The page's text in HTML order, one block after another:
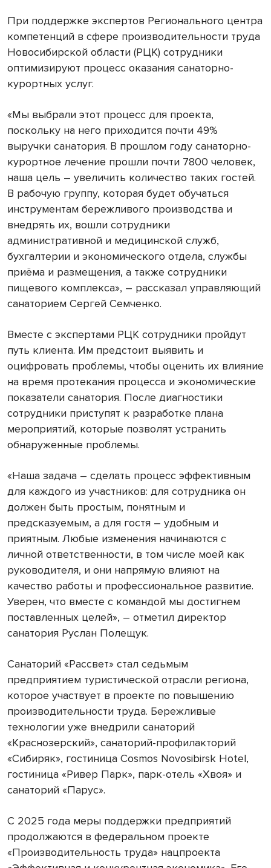
При поддержке экспертов Регионального центра
компетенций в сфере производительности труда
Новосибирской области (РЦК) сотрудники
оптимизируют процесс оказания санаторно-
курортных услуг.
«Мы выбрали этот процесс для проекта,
поскольку на него приходится почти 49%
выручки санатория. В прошлом году санаторно-
курортное лечение прошли почти 7800 человек,
наша цель – увеличить количество таких гостей.
В рабочую группу, которая будет обучаться
инструментам бережливого производства и
внедрять их, вошли сотрудники
административной и медицинской служб,
бухгалтерии и экономического отдела, службы
приёма и размещения, а также сотрудники
пищевого комплекса», – рассказал управляющий
санаторием Сергей Семченко.
Вместе с экспертами РЦК сотрудники пройдут
путь клиента. Им предстоит выявить и
оцифровать проблемы, чтобы оценить их влияние
на время протекания процесса и экономические
показатели санатория. После диагностики
сотрудники приступят к разработке плана
мероприятий, которые позволят устранить
обнаруженные проблемы.
«Наша задача – сделать процесс эффективным
для каждого из участников: для сотрудника он
должен быть простым, понятным и
предсказуемым, а для гостя – удобным и
приятным. Любые изменения начинаются с
личной ответственности, в том числе моей как
руководителя, и они напрямую влияют на
качество работы и профессиональное развитие.
Уверен, что вместе с командой мы достигнем
поставленных целей», – отметил директор
санатория Руслан Полещук.
Санаторий «Рассвет» стал седьмым
предприятием туристической отрасли региона,
которое участвует в проекте по повышению
производительности труда. Бережливые
технологии уже внедрили санаторий
«Краснозерский», санаторий-профилакторий
«Сибиряк», гостиница Cosmos Novosibirsk Hotel,
гостиница «Ривер Парк», парк-отель «Хвоя» и
санаторий «Парус».
С 2025 года меры поддержки предприятий
продолжаются в федеральном проекте
«Производительность труда» нацпроекта